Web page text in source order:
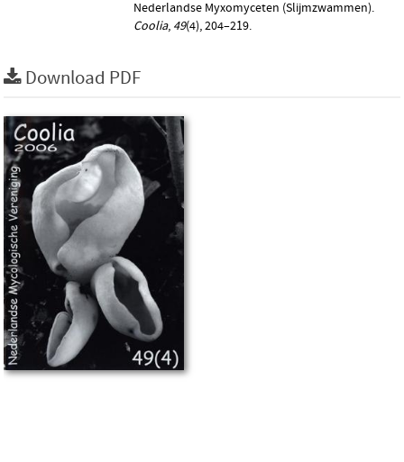
Nederlandse Myxomyceten (Slijmzwammen).
Coolia, 49(4), 204–219.
Download PDF